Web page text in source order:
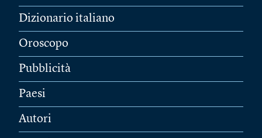
Dizionario italiano
Oroscopo
Pubblicità
Paesi
Autori